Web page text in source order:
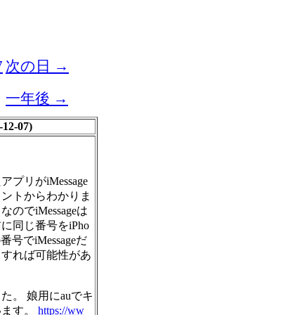
次の日 →
一年後 →
07)
プリがiMessage
トからわかりま
のでiMessageは
同じ番号をiPho
号でiMessageだ
れば可能性があ
。 娘用にauでキ
す。 https://ww